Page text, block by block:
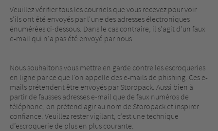
Veuillez vérifier tous les courriels que vous recevez pour voir
s'ils ont été envoyés par l'une des adresses électroniques
énumérées ci-dessous. Dans le cas contraire, il s'agit d'un faux
e-mail qui n'a pas été envoyé par nous.
Nous souhaitons vous mettre en garde contre les escroqueries
en ligne par ce que l'on appelle des e-mails de phishing. Ces e-
mails prétendent être envoyés par Storopack. Aussi bien à
partir de fausses adresses e-mail que de faux numéros de
téléphone, on prétend agir au nom de Storopack et inspirer
confiance. Veuillez rester vigilant, c’est une technique
d’escroquerie de plus en plus courante.